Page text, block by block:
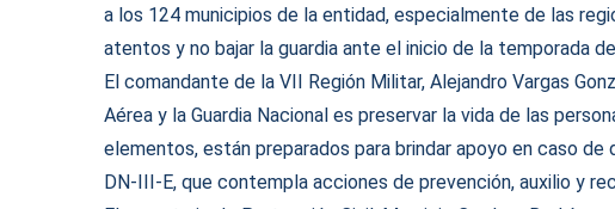
a los 124 municipios de la entidad, especialmente de las
atentos y no bajar la guardia ante el inicio de la temporada
El comandante de la VII Región Militar, Alejandro Vargas
Aérea y la Guardia Nacional es preservar la vida de las
elementos, están preparados para brindar apoyo en caso
DN-III-E, que contempla acciones de prevención, auxilio y